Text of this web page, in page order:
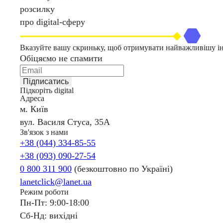
розсилку
про digital-сферу
Вказуйте вашу скриньку, щоб отримувати найважливішу
Обіцяємо не спамити
Підписатись
Підкоріть digital
Адреса
м. Київ
вул. Василя Стуса, 35А
Зв'язок з нами
+38 (044) 334-85-55
+38 (093) 090-27-54
0 800 311 900 (безкоштовно по Україні)
lanetclick@lanet.ua
Режим роботи
Пн-Пт: 9:00-18:00
Сб-Нд: вихідні